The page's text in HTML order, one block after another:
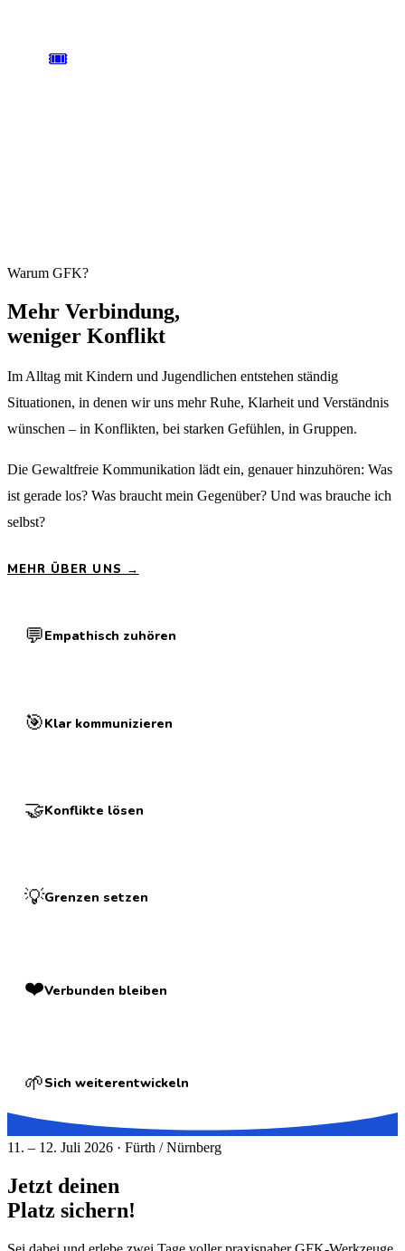
🎟️
Warum GFK?
Mehr Verbindung,
weniger Konflikt
Im Alltag mit Kindern und Jugendlichen entstehen ständig
Situationen, in denen wir uns mehr Ruhe, Klarheit und Verständnis
wünschen – in Konflikten, bei starken Gefühlen, in Gruppen.
Die Gewaltfreie Kommunikation lädt ein, genauer hinzuhören: Was
ist gerade los? Was braucht mein Gegenüber? Und was brauche ich
selbst?
MEHR ÜBER UNS →
💬Empathisch zuhören
🎯Klar kommunizieren
🤝Konflikte lösen
💡Grenzen setzen
❤️Verbunden bleiben
🌱Sich weiterentwickeln
11. – 12. Juli 2026 · Fürth / Nürnberg
Jetzt deinen
Platz sichern!